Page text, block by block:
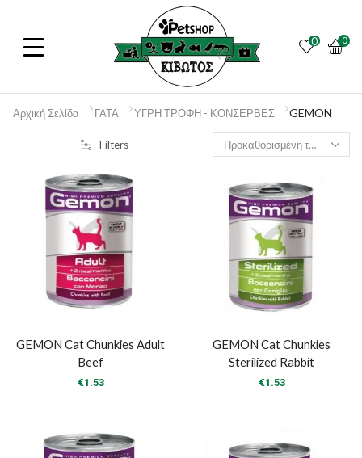
0 0
Αρχική Σελίδα ΓΑΤΑ ΥΓΡΗ ΤΡΟΦΗ - ΚΟΝΣΕΡΒΕΣ GEMON
Filters
GEMON Cat Chunkies Adult
Beef
€1.53
GEMON Cat Chunkies
Sterilized Rabbit
€1.53